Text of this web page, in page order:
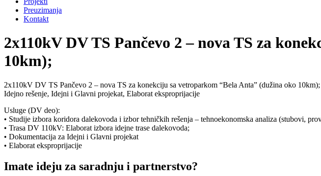
Preuzimanja
Kontakt
2x110kV DV TS Pančevo 2 – nova TS za
10km);
2x110kV DV TS Pančevo 2 – nova TS za konekciju sa vetroparkom “Bela Anta” (dužina oko 10km);
Idejno rešenje, Idejni i Glavni projekat, Elaborat eksproprijacije
Usluge (DV deo):
• Studije izbora koridora dalekovoda i izbor tehničkih rešenja – tehnoekonomska analiza (stubovi,
• Trasa DV 110kV: Elaborat izbora idejne trase dalekovoda;
• Dokumentacija za Idejni i Glavni projekat
• Elaborat eksproprijacije
Imate ideju za saradnju i partnerstvo?